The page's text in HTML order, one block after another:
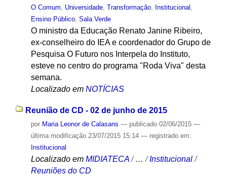
O Comum
Universidade, Transformação, Institucional
Ensino Público, Sala Verde
O ministro da Educação Renato Janine Ribeiro,
ex-conselheiro do IEA e coordenador do Grupo de
Pesquisa O Futuro nos Interpela do Instituto,
esteve no centro do programa "Roda Viva" desta
semana.
Localizado em NOTÍCIAS
Reunião de CD - 02 de junho de 2015
por Maria Leonor de Calasans — publicado02/06/2015 —
última modificação23/07/2015 15:14 — registrado em:
Institucional
Localizado em MIDIATECA / …/Institucional /
Reuniões do CD